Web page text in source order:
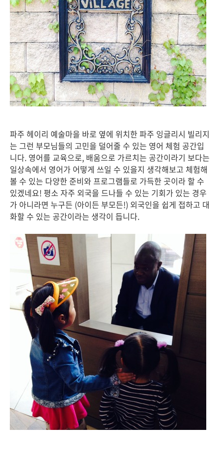
파주 헤이리 예술마을 바로 옆에 위치한 파주 잉글리시 빌리지
는 그런 부모님들의 고민을 덜어줄 수 있는 영어 체험 공간입
니다. 영어를 교육으로, 배움으로 가르치는 공간이라기 보다는
일상속에서 영어가 어떻게 쓰일 수 있을지 생각해보고 체험해
볼 수 있는 다양한 준비와 프로그램들로 가득한 곳이라 할 수
있겠네요! 평소 자주 외국을 드나들 수 있는 기회가 있는 경우
가 아니라면 누구든 (아이든 부모든!) 외국인을 쉽게 접하고 대
화할 수 있는 공간이라는 생각이 듭니다.